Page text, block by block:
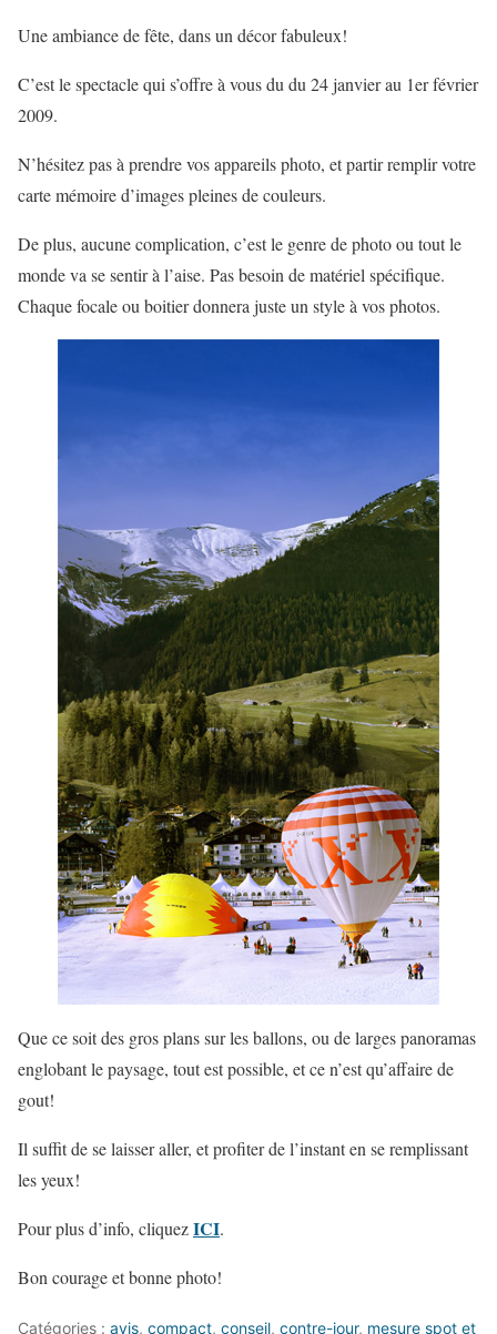
Une ambiance de fête, dans un décor fabuleux!
C’est le spectacle qui s’offre à vous du du 24 janvier au 1er février
2009.
N’hésitez pas à prendre vos appareils photo, et partir remplir votre
carte mémoire d’images pleines de couleurs.
De plus, aucune complication, c’est le genre de photo ou tout le
monde va se sentir à l’aise. Pas besoin de matériel spécifique.
Chaque focale ou boitier donnera juste un style à vos photos.
Que ce soit des gros plans sur les ballons, ou de larges panoramas
englobant le paysage, tout est possible, et ce n’est qu’affaire de
gout!
Il suffit de se laisser aller, et profiter de l’instant en se remplissant
les yeux!
Pour plus d’info, cliquezICI.
Bon courage et bonne photo!
Catégories : avis, compact, conseil, contre-jour, mesure spot et